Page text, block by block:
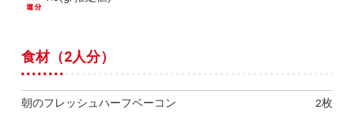
食材（2人分）
朝のフレッシュハーフベーコン
2枚